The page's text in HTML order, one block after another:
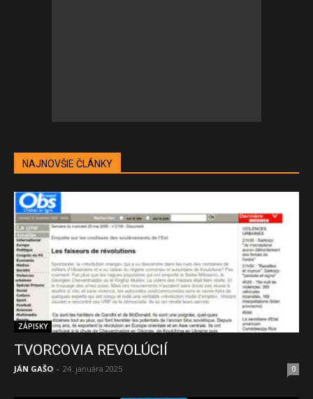
NAJNOVŠIE ČLÁNKY
ZÁPISKY
TVORCOVIA REVOLÚCIÍ
JÁN GAŠO - 24. januára 2025 0